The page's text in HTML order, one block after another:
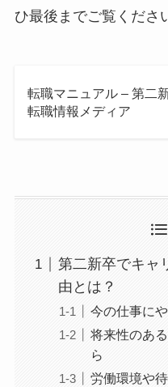
ひ最後までご覧くださ
転職マニュアル – 第二
転職情報メディア
第二新卒でキャ
由とは？
今の仕事に
将来性のあ
ら
労働環境や